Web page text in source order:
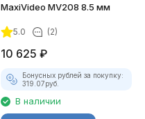
MaxiVideo MV208 8.5 мм
5.0 (2)
10 625 ₽
Бонусных рублей за покупку:
319.07руб.
В наличии